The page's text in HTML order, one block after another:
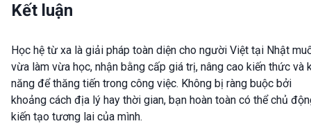
Kết luận
Học hệ từ xa là giải pháp toàn diện cho người Việt tại Nhật
vừa làm vừa học, nhận bằng cấp giá trị, nâng cao kiến thức và
năng để thăng tiến trong công việc. Không bị ràng buộc bởi
khoảng cách địa lý hay thời gian, bạn hoàn toàn có thể chủ
kiến tạo tương lai của mình.